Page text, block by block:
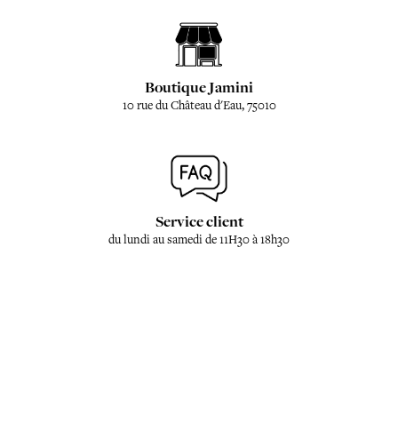
Boutique Jamini
10 rue du Château d'Eau, 75010
Service client
du lundi au samedi de 11H30 à 18h30